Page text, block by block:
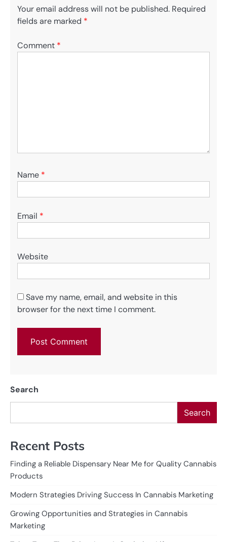
Your email address will not be published. Required
fields are marked *
Comment *
Name *
Email *
Website
Save my name, email, and website in this
browser for the next time I comment.
Search
Search
Recent Posts
Finding a Reliable Dispensary Near Me for Quality Cannabis
Products
Modern Strategies Driving Success In Cannabis Marketing
Growing Opportunities and Strategies in Cannabis
Marketing